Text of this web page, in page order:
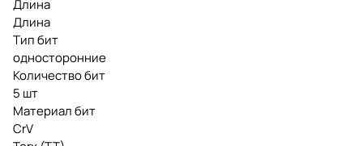
Длина
Длина
Тип бит
односторонние
Количество бит
5 шт
Материал бит
CrV